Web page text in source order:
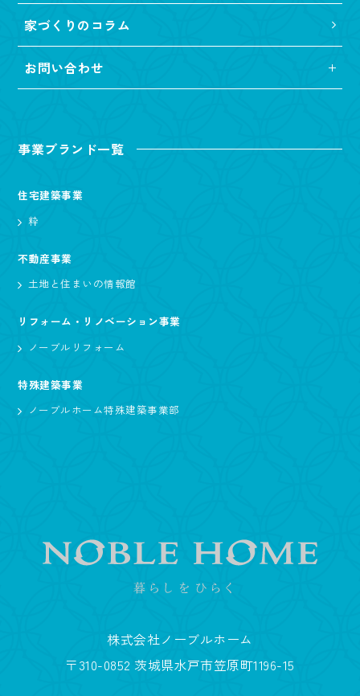
家づくりのコラム
お問い合わせ
事業ブランド一覧
住宅建築事業
粋
不動産事業
土地と住まいの情報館
リフォーム・リノベーション事業
ノーブルリフォーム
特殊建築事業
ノーブルホーム特殊建築事業部
株式会社ノーブルホーム
〒310-0852 茨城県水戸市笠原町1196-15